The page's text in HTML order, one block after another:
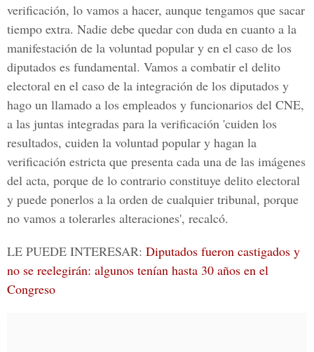
verificación, lo vamos a hacer, aunque tengamos que sacar
tiempo extra. Nadie debe quedar con duda en cuanto a la
manifestación de la voluntad popular y en el caso de los
diputados es fundamental. Vamos a combatir el delito
electoral en el caso de la integración de los diputados y
hago un llamado a los empleados y funcionarios del CNE,
a las juntas integradas para la verificación 'cuiden los
resultados, cuiden la voluntad popular y hagan la
verificación estricta que presenta cada una de las imágenes
del acta, porque de lo contrario constituye delito electoral
y puede ponerlos a la orden de cualquier tribunal, porque
no vamos a tolerarles alteraciones', recalcó.
LE PUEDE INTERESAR: Diputados fueron castigados y
no se reelegirán: algunos tenían hasta 30 años en el
Congreso